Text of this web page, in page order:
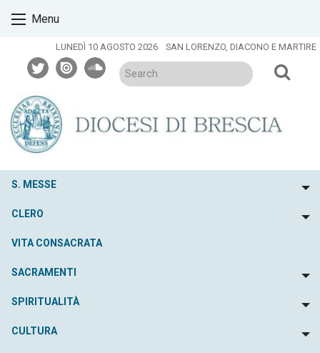
Menu
LUNEDÌ 10 AGOSTO 2026 SAN LORENZO, DIACONO E MARTIRE
twitterissuusoundcloud
S. MESSE
CLERO
VITA CONSACRATA
SACRAMENTI
SPIRITUALITÀ
CULTURA